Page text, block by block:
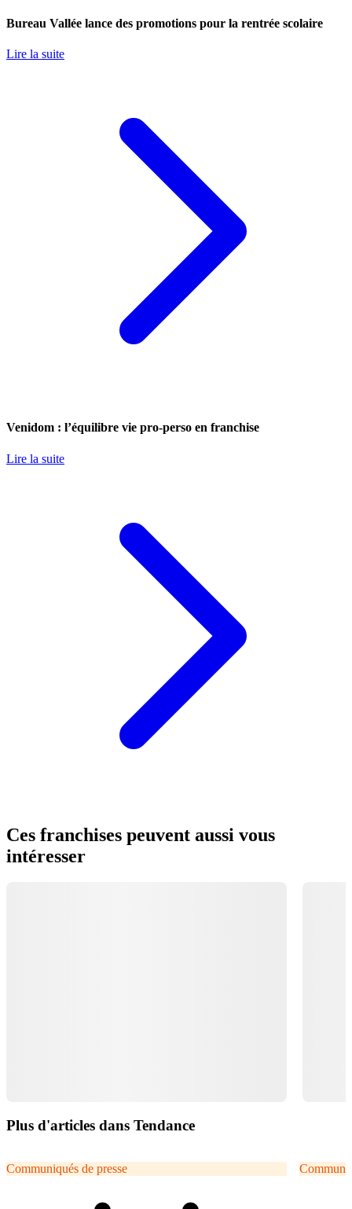
Bureau Vallée lance des promotions pour la rentrée scolaire
Lire la suite
Venidom : l’équilibre vie pro-perso en franchise
Lire la suite
Ces franchises peuvent aussi vous
intéresser
Plus d'articles dans Tendance
Communiqués de presse